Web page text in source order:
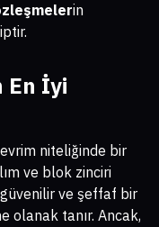
in
En İyi
niteliğinde bir
ve blok zinciri
ve şeffaf bir
olanak tanır. Ancak,